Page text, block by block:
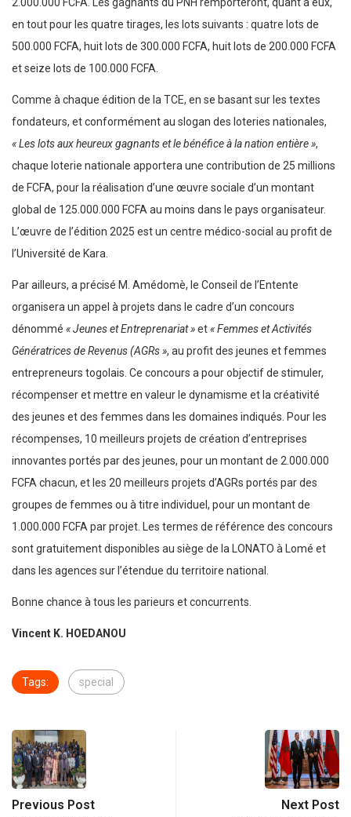
2.000.000 FCFA. Les gagnants du PNH remporteront, quant à eux,
en tout pour les quatre tirages, les lots suivants : quatre lots de
500.000 FCFA, huit lots de 300.000 FCFA, huit lots de 200.000 FCFA
et seize lots de 100.000 FCFA.
Comme à chaque édition de la TCE, en se basant sur les textes
fondateurs, et conformément au slogan des loteries nationales,
« Les lots aux heureux gagnants et le bénéfice à la nation entière »,
chaque loterie nationale apportera une contribution de 25 millions
de FCFA, pour la réalisation d’une œuvre sociale d’un montant
global de 125.000.000 FCFA au moins dans le pays organisateur.
L’œuvre de l’édition 2025 est un centre médico-social au profit de
l’Université de Kara.
Par ailleurs, a précisé M. Amédomè, le Conseil de l’Entente
organisera un appel à projets dans le cadre d’un concours
dénommé « Jeunes et Entreprenariat »et« Femmes et Activités
Génératrices de Revenus (AGRs », au profit des jeunes et femmes
entrepreneurs togolais. Ce concours a pour objectif de stimuler,
récompenser et mettre en valeur le dynamisme et la créativité
des jeunes et des femmes dans les domaines indiqués. Pour les
récompenses, 10 meilleurs projets de création d’entreprises
innovantes portés par des jeunes, pour un montant de 2.000.000
FCFA chacun, et les 20 meilleurs projets d’AGRs portés par des
groupes de femmes ou à titre individuel, pour un montant de
1.000.000 FCFA par projet. Les termes de référence des concours
sont gratuitement disponibles au siège de la LONATO à Lomé et
dans les agences sur l’étendue du territoire national.
Bonne chance à tous les parieurs et concurrents.
Vincent K. HOEDANOU
Tags: special
Previous Post Next Post